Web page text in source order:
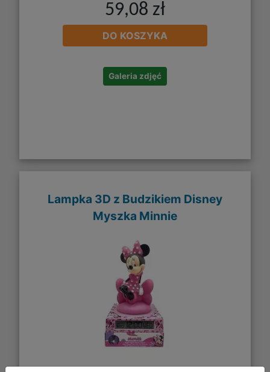
59,08 zł
DO KOSZYKA
Galeria zdjęć
Lampka 3D z Budzikiem Disney
Myszka Minnie